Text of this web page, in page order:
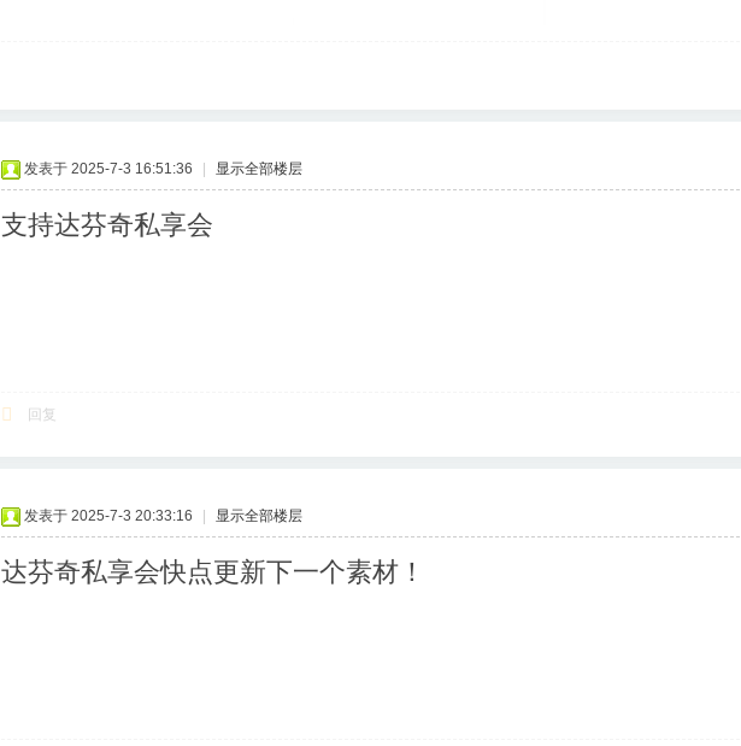
发表于 2025-7-3 16:51:36 显示全部楼层
支持达芬奇私享会
回复
发表于 2025-7-3 20:33:16 显示全部楼层
达芬奇私享会快点更新下一个素材！